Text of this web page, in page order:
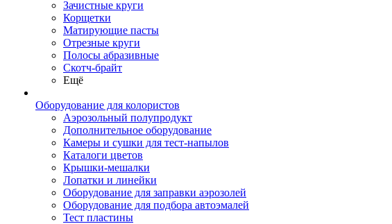
Зачистные круги
Корщетки
Матирующие пасты
Отрезные круги
Полосы абразивные
Скотч-брайт
Ещё
Оборудование для колористов
Аэрозольный полупродукт
Дополнительное оборудование
Камеры и сушки для тест-напылов
Каталоги цветов
Крышки-мешалки
Лопатки и линейки
Оборудование для заправки аэрозолей
Оборудование для подбора автоэмалей
Тест пластины